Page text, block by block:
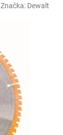
Značka: Dewalt